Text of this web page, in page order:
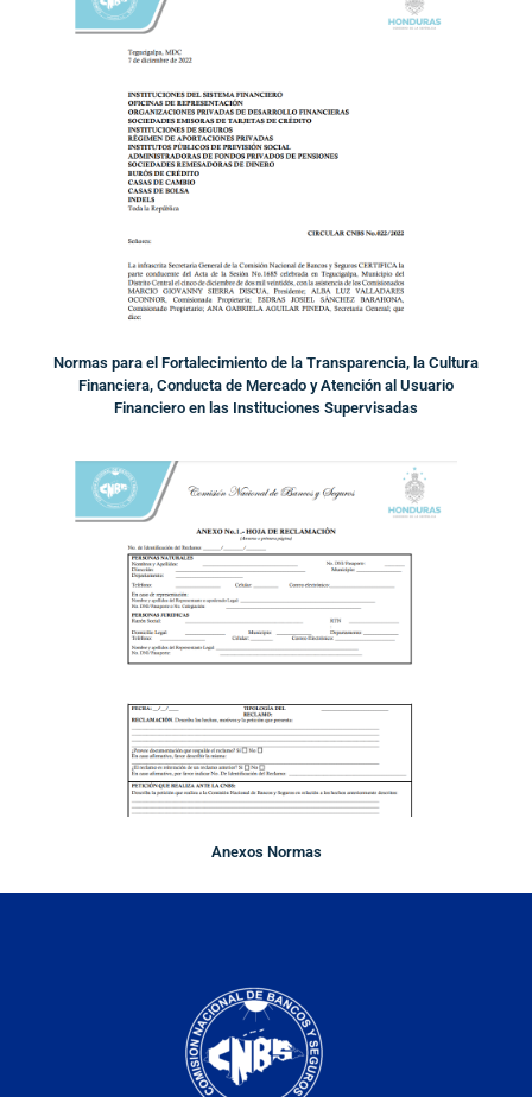
Normas para el Fortalecimiento de la Transparencia, la Cultura
Financiera, Conducta de Mercado y Atención al Usuario
Financiero en las Instituciones Supervisadas
Anexos Normas